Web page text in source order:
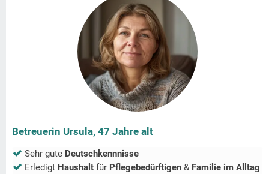
Betreuerin Ursula, 47 Jahre alt
Sehr gute Deutschkennnisse
Erledigt Haushalt für Pflegebedürftigen & Familie im Alltag